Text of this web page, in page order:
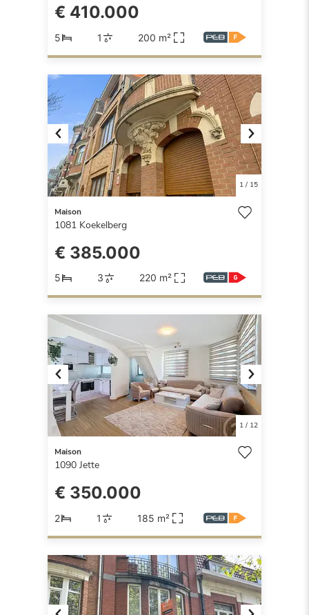
€ 410.000
5 1 200 m²
Previous Next
1/ 15
Maison
1081 Koekelberg
€ 385.000
5 3 220 m²
Previous Next
1/ 12
Maison
1090 Jette
€ 350.000
2 1 185 m²